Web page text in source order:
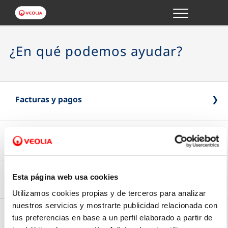
Esta página web usa cookies
Utilizamos cookies propias y de terceros para analizar
nuestros servicios y mostrarte publicidad relacionada con
tus preferencias en base a un perfil elaborado a partir de
Menu
VER TODAS LAS GESTIONES
TU AGUA
VER TODAS LAS GESTIONES
CONÓCENOS
¿En qué podemos ayudar?
Facturas y pagos
Tipo de factura
Lecturas y consumos
Introduce la lectura
Envía la última lectura de tu contador
Contratos y personas autorizadas
Modificación de datos